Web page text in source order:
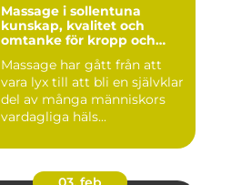
Massage i sollentuna
kunskap, kvalitet och
omtanke för kropp och
Massage har gått från att
vara lyx till att bli en självklar
del av många människors
vardagliga häls...